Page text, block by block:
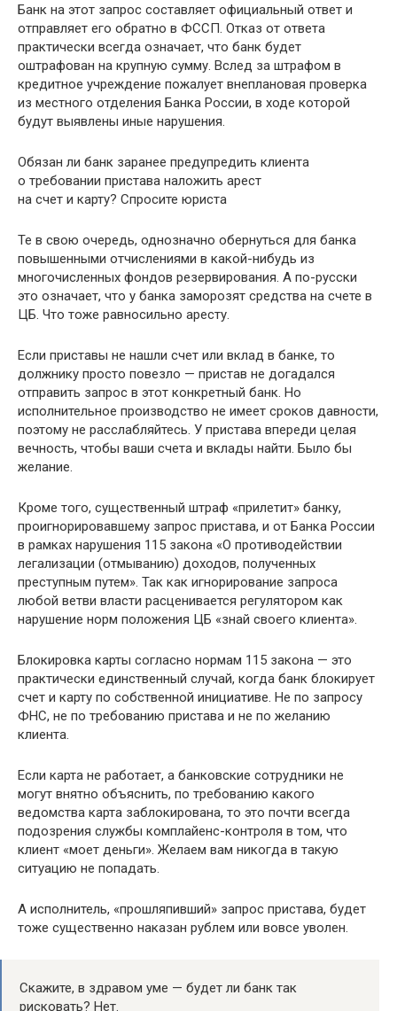
Банк на этот запрос составляет официальный ответ и
отправляет его обратно в ФССП. Отказ от ответа
практически всегда означает, что банк будет
оштрафован на крупную сумму. Вслед за штрафом в
кредитное учреждение пожалует внеплановая проверка
из местного отделения Банка России, в ходе которой
будут выявлены иные нарушения.
Обязан ли банк заранее предупредить клиента
о требовании пристава наложить арест
на счет и карту? Спросите юриста
Те в свою очередь, однозначно обернуться для банка
повышенными отчислениями в какой-нибудь из
многочисленных фондов резервирования. А по-русски
это означает, что у банка заморозят средства на счете в
ЦБ. Что тоже равносильно аресту.
Если приставы не нашли счет или вклад в банке, то
должнику просто повезло — пристав не догадался
отправить запрос в этот конкретный банк. Но
исполнительное производство не имеет сроков давности,
поэтому не расслабляйтесь. У пристава впереди целая
вечность, чтобы ваши счета и вклады найти. Было бы
желание.
Кроме того, существенный штраф «прилетит» банку,
проигнорировавшему запрос пристава, и от Банка России
в рамках нарушения 115 закона «О противодействии
легализации (отмыванию) доходов, полученных
преступным путем». Так как игнорирование запроса
любой ветви власти расценивается регулятором как
нарушение норм положения ЦБ «знай своего клиента».
Блокировка карты согласно нормам 115 закона — это
практически единственный случай, когда банк блокирует
счет и карту по собственной инициативе. Не по запросу
ФНС, не по требованию пристава и не по желанию
клиента.
Если карта не работает, а банковские сотрудники не
могут внятно объяснить, по требованию какого
ведомства карта заблокирована, то это почти всегда
подозрения службы комплайенс-контроля в том, что
клиент «моет деньги». Желаем вам никогда в такую
ситуацию не попадать.
А исполнитель, «прошляпивший» запрос пристава, будет
тоже существенно наказан рублем или вовсе уволен.
Скажите, в здравом уме — будет ли банк так
рисковать? Нет.